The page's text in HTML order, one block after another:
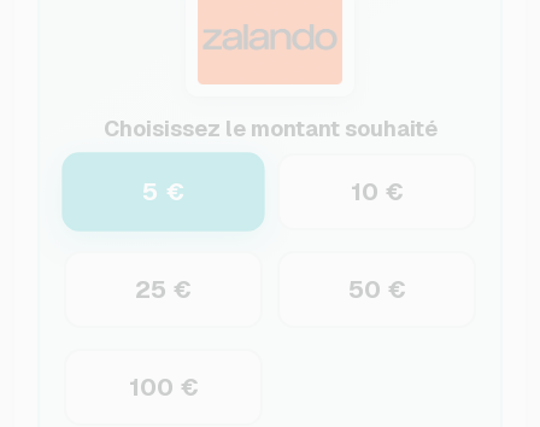
Choisissez le montant souhaité
5 € 10 €
25 € 50 €
100 €